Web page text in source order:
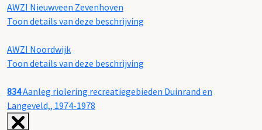
AWZI Nieuwveen Zevenhoven
Toon details van deze beschrijving
AWZI Noordwijk
Toon details van deze beschrijving
834Aanleg riolering recreatiegebieden Duinrand en
Langeveld,, 1974-1978